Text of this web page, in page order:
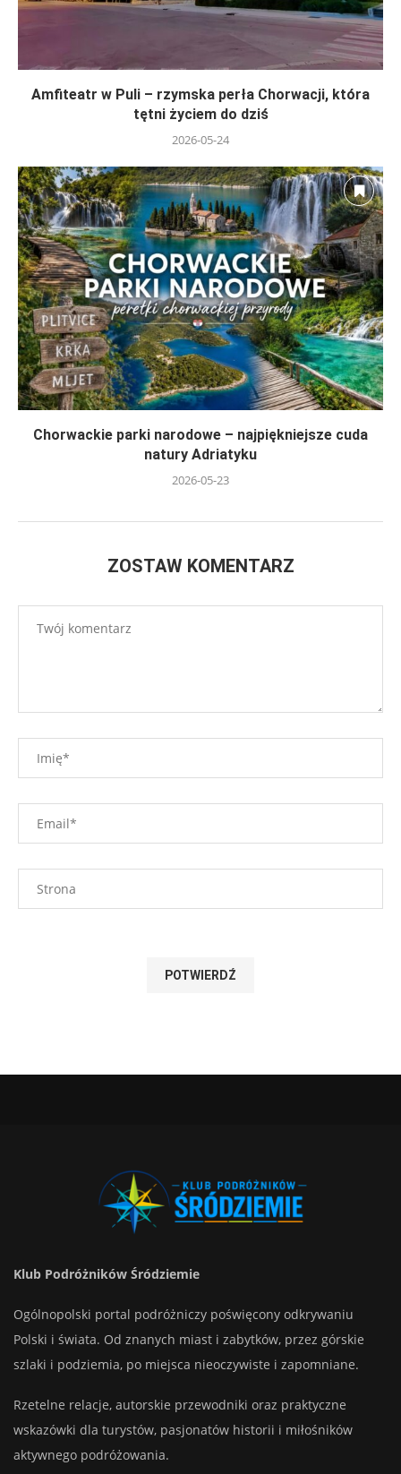
Amfiteatr w Puli – rzymska perła Chorwacji, która
tętni życiem do dziś
2026-05-24
Chorwackie parki narodowe – najpiękniejsze cuda
natury Adriatyku
2026-05-23
ZOSTAW KOMENTARZ
Klub Podróżników Śródziemie
Ogólnopolski portal podróżniczy poświęcony odkrywaniu
Polski i świata. Od znanych miast i zabytków, przez górskie
szlaki i podziemia, po miejsca nieoczywiste i zapomniane.
Rzetelne relacje, autorskie przewodniki oraz praktyczne
wskazówki dla turystów, pasjonatów historii i miłośników
aktywnego podróżowania.